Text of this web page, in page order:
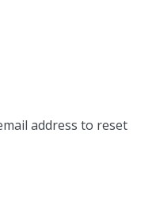
address to reset